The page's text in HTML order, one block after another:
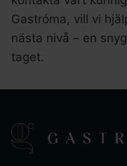
Gastróma, vill vi
nästa nivå – en
taget.